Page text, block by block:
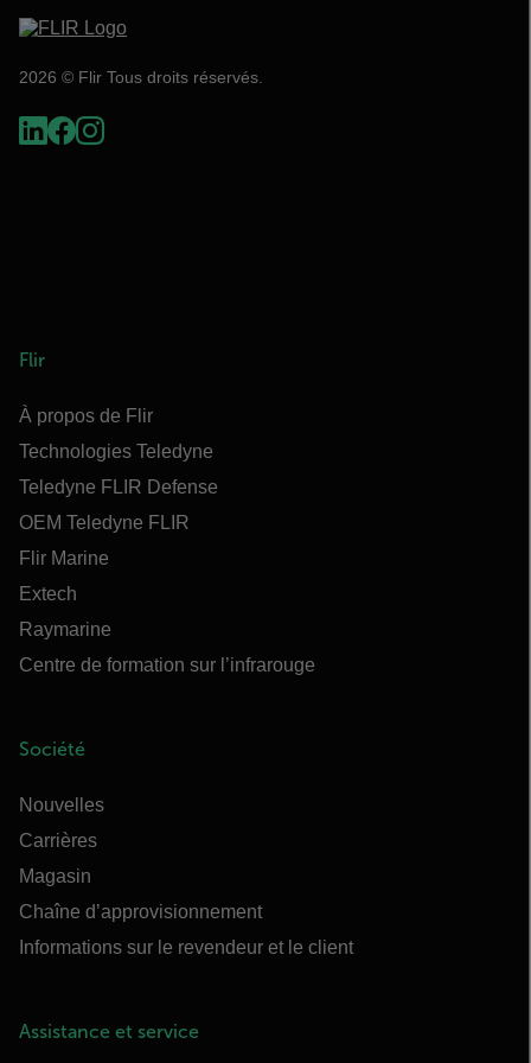
2026 © Flir Tous droits réservés.
Flir
À propos de Flir
Technologies Teledyne
Teledyne FLIR Defense
OEM Teledyne FLIR
Flir Marine
Extech
Raymarine
Centre de formation sur l’infrarouge
Société
Nouvelles
Carrières
Magasin
Chaîne d’approvisionnement
Informations sur le revendeur et le client
Assistance et service